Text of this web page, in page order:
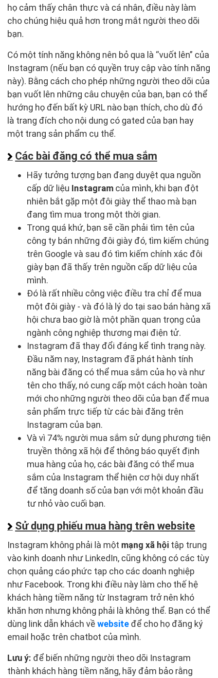
họ cảm thấy chân thực và cá nhân, điều này làm
cho chúng hiệu quả hơn trong mắt người theo dõi
bạn.
Có một tính năng không nên bỏ qua là “vuốt lên” của
Instagram (nếu bạn có quyền truy cập vào tính năng
này). Bằng cách cho phép những người theo dõi của
bạn vuốt lên những câu chuyện của bạn, bạn có thể
hướng họ đến bất kỳ URL nào bạn thích, cho dù đó
là trang đích cho nội dung có gated của bạn hay
một trang sản phẩm cụ thể.
Các bài đăng có thể mua sắm
Hãy tưởng tượng bạn đang duyệt qua nguồn
cấp dữ liệu Instagram của mình, khi bạn đột
nhiên bắt gặp một đôi giày thể thao mà bạn
đang tìm mua trong một thời gian.
Trong quá khứ, bạn sẽ cần phải tìm tên của
công ty bán những đôi giày đó, tìm kiếm chúng
trên Google và sau đó tìm kiếm chính xác đôi
giày bạn đã thấy trên nguồn cấp dữ liệu của
mình.
Đó là rất nhiều công việc điều tra chỉ để mua
một đôi giày - và đó là lý do tại sao bán hàng xã
hội chưa bao giờ là một phần quan trọng của
ngành công nghiệp thương mại điện tử.
Instagram đã thay đổi đáng kể tình trạng này.
Đầu năm nay, Instagram đã phát hành tính
năng bài đăng có thể mua sắm của họ và như
tên cho thấy, nó cung cấp một cách hoàn toàn
mới cho những người theo dõi của bạn để mua
sản phẩm trực tiếp từ các bài đăng trên
Instagram của bạn.
Và vì 74% người mua sắm sử dụng phương tiện
truyền thông xã hội để thông báo quyết định
mua hàng của họ, các bài đăng có thể mua
sắm của Instagram thể hiện cơ hội duy nhất
để tăng doanh số của bạn với một khoản đầu
tư nhỏ vào cuối bạn.
Sử dụng phiếu mua hàng trên website
Instagram không phải là một mạng xã hội tập trung
vào kinh doanh như LinkedIn, cũng không có các tùy
chọn quảng cáo phức tạp cho các doanh nghiệp
như Facebook. Trong khi điều này làm cho thế hệ
khách hàng tiềm năng từ Instagram trở nên khó
khăn hơn nhưng không phải là không thể. Bạn có thể
dùng link dẫn khách về website để cho họ đăng ký
email hoặc trên chatbot của mình.
Lưu ý: để biến những người theo dõi Instagram
thành khách hàng tiềm năng, hãy đảm bảo rằng